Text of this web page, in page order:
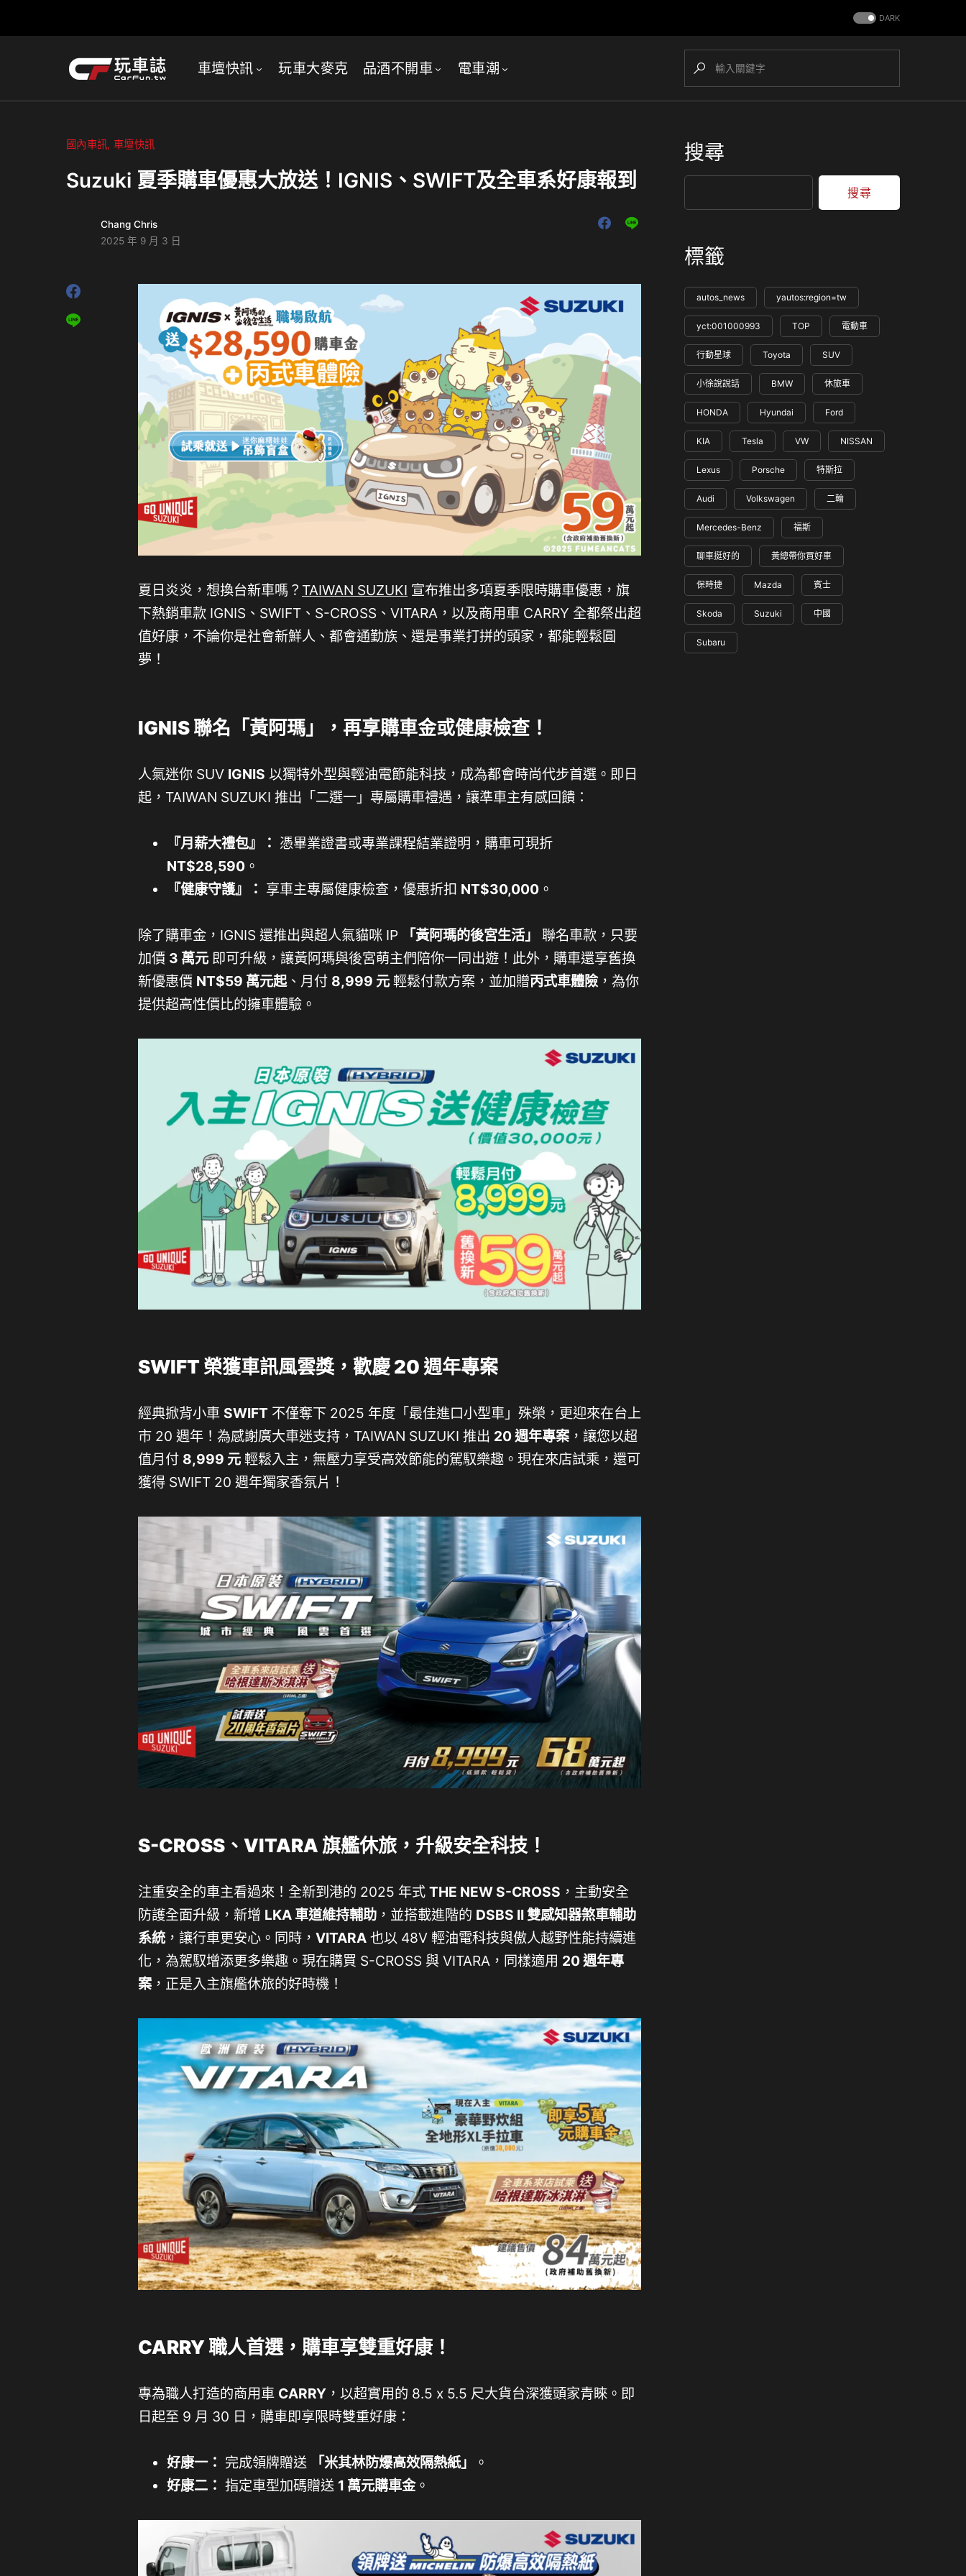
DARK
車壇快訊 玩車大麥克 品酒不開車 電車潮
國內車訊 車壇快訊
Suzuki 夏季購車優惠大放送！IGNIS、SWIFT及全車系好康報到
Chang Chris
2025 年 9 月 3 日
夏日炎炎，想換台新車嗎？ TAIWAN SUZUKI 宣布推出多項夏季限時購車優惠，旗
下熱銷車款 IGNIS、SWIFT、S-CROSS、VITARA，以及商用車 CARRY 全都祭出超
值好康，不論你是社會新鮮人、都會通勤族、還是事業打拼的頭家，都能輕鬆圓
夢！
IGNIS 聯名「黃阿瑪」，再享購車金或健康檢查！
人氣迷你 SUV IGNIS 以獨特外型與輕油電節能科技，成為都會時尚代步首選。即日
起，TAIWAN SUZUKI 推出「二選一」專屬購車禮遇，讓準車主有感回饋：
『月薪大禮包』： 憑畢業證書或專業課程結業證明，購車可現折
NT$28,590 。
『健康守護』： 享車主專屬健康檢查，優惠折扣 NT$30,000 。
除了購車金，IGNIS 還推出與超人氣貓咪 IP 「黃阿瑪的後宮生活」
聯名車款，只要
加價 3 萬元 即可升級，讓黃阿瑪與後宮萌主們陪你一同出遊！此外，購車還享舊換
新優惠價 NT$59 萬元起、月付 8,999 元 輕鬆付款方案，並加贈丙式車體險，為你
提供超高性價比的擁車體驗。
SWIFT 榮獲車訊風雲獎，歡慶 20 週年專案
經典掀背小車 SWIFT 不僅奪下 2025 年度「最佳進口小型車」殊榮，更迎來在台上
市 20 週年！為感謝廣大車迷支持，TAIWAN SUZUKI 推出 20 週年專案 ，讓您以超
值月付 8,999 元 輕鬆入主，無壓力享受高效節能的駕馭樂趣。現在來店試乘，還可
獲得 SWIFT 20 週年獨家香氛片！
S-CROSS、VITARA 旗艦休旅，升級安全科技！
注重安全的車主看過來！全新到港的 2025 年式 THE NEW S-CROSS ，主動安全
防護全面升級，新增 LKA 車道維持輔助 ，並搭載進階的 DSBS II 雙感知器煞車輔助
系統，讓行車更安心。同時， VITARA 也以 48V 輕油電科技與傲人越野性能持續進
化，為駕馭增添更多樂趣。現在購買 S-CROSS 與 VITARA，同樣適用 20 週年專
案 ，正是入主旗艦休旅的好時機！
CARRY 職人首選，購車享雙重好康！
專為職人打造的商用車 CARRY ，以超實用的 8.5 x 5.5 尺大貨台深獲頭家青睞。即
日起至 9 月 30 日，購車即享限時雙重好康：
好康一： 完成領牌贈送 「米其林防爆高效隔熱紙」
。
好康二： 指定車型加碼贈送 1 萬元購車金。
搜尋
搜尋
標籤
autos_news yautos:region=tw
yct:001000993 TOP 電動車
行動星球 Toyota SUV
小徐說說話 BMW 休旅車
HONDA Hyundai Ford
KIA Tesla VW NISSAN
Lexus Porsche 特斯拉
Audi Volkswagen 二輪
Mercedes-Benz 福斯
聊車挺好的 黃總帶你買好車
保時捷 Mazda 賓士
Skoda Suzuki 中國
Subaru